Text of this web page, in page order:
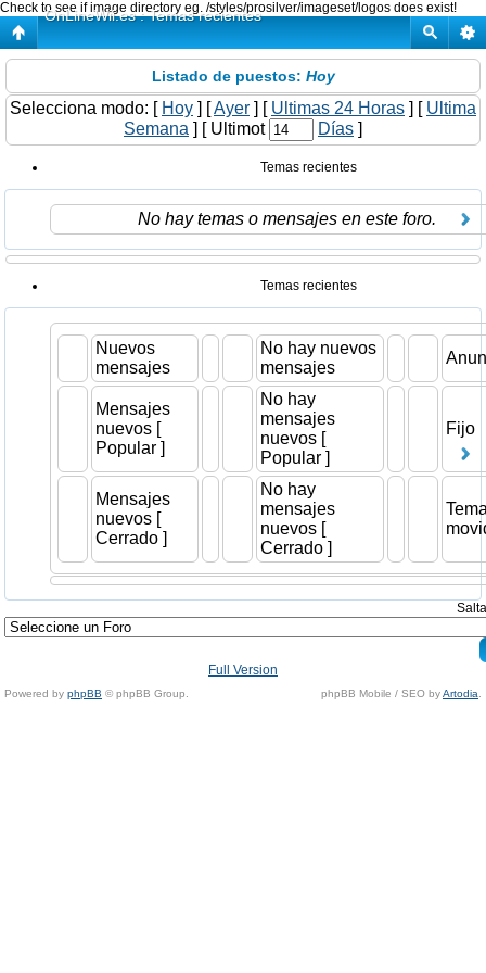
Check to see if image directory eg. /styles/prosilver/imageset/logos does exist!
OnLineWii.es : Temas recientes
Listado de puestos: Hoy
Selecciona modo: [ Hoy ] [Ayer ] [ Ultimas 24 Horas ] [ Ultima
Semana ] [ Ultimot Días ]
Temas recientes
No hay temas o mensajes en este foro.
Temas recientes
Nuevos
mensajes
No hay nuevos
mensajes
Mensajes
nuevos [
Popular ]
No hay
mensajes
nuevos [
Popular ]
Fijo
Mensajes
nuevos [
Cerrado ]
No hay
mensajes
nuevos [
Cerrado ]
Full Version
Powered by phpBB © phpBB Group. phpBB Mobile / SEO byArtodia